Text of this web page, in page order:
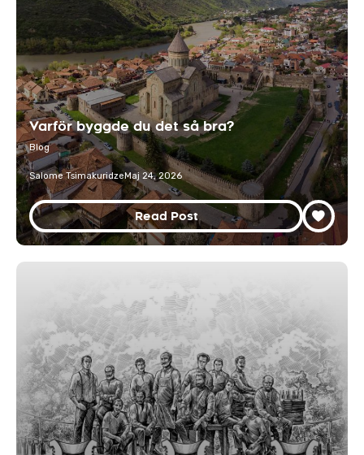
Varför byggde du det så bra?
Blog
Salome TsimakuridzeMaj 24, 2026
Read Post